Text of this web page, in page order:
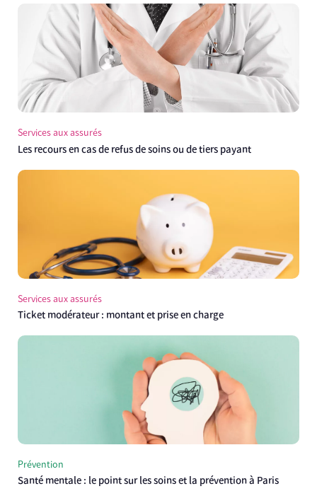
Services aux assurés
Les recours en cas de refus de soins ou de tiers payant
Services aux assurés
Ticket modérateur : montant et prise en charge
Prévention
Santé mentale : le point sur les soins et la prévention à Paris